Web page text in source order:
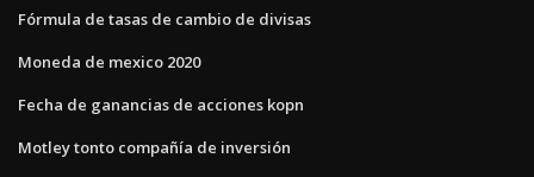
Fórmula de tasas de cambio de divisas
Moneda de mexico 2020
Fecha de ganancias de acciones kopn
Motley tonto compañía de inversión